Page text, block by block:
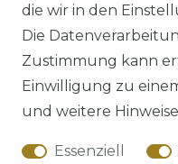
Impressum
die wir in den
Die
Zustimmung kann
Einwilligung zu
und weitere
Essenziell